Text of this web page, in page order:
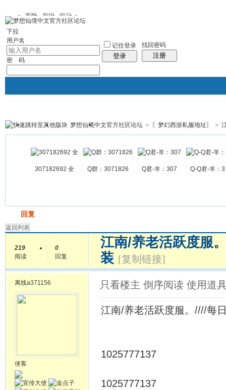
图酷 群组 银行
下拉
用户名
密 码
记住登录
登录
找回密码
注册
银行 群组聚合 我的空间
帖子
梦想仙境中文官方社区论坛 > 〖梦幻西游私服地址〗 >
307182692 全 Q群：3071826 Q君-羊：307 Q-Q君-羊：3
回复
返回列表
219
阅读
0
回复
江南/养老活跃度服
装 [复制链接]
离线a371156
侠客
只看楼主 倒序阅读 使用道
江南/养老活跃度服。////每
1025777137
1025777137